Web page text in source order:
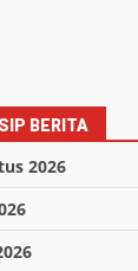
BERITA
2026